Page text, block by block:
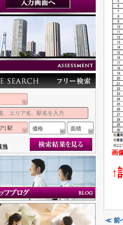
画
↑
≪ 前
| 駅 価格 面積
当